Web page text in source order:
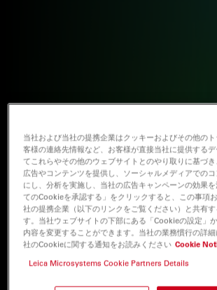
当社および当社の提携企業はクッキーおよびその他の
客様の連絡先情報など、お客様が直接当社に提供する
てこれらやその他のウェブサイトとのやり取りに基づ
広告やコンテンツを提供し、ソーシャルメディアでの
にし、分析を実施し、当社の広告キャンペーンの効果
てのCookieを承認する」をクリックすると、この事項
社の提携企業（以下のリンクをご覧ください）と共有す
す。当社ウェブサイトの下部にある「Cookieの設定」
内容を変更することができます。当社の業務慣行の詳
社のCookieに関する通知をお読みください Cookie
Leica Microsystems Cookie Partners Details